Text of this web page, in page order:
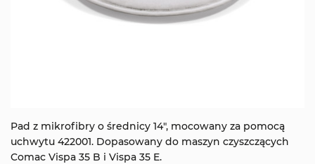
Pad z mikrofibry o średnicy 14", mocowany za pomocą
uchwytu 422001. Dopasowany do maszyn czyszczących
Comac Vispa 35 B i Vispa 35 E.